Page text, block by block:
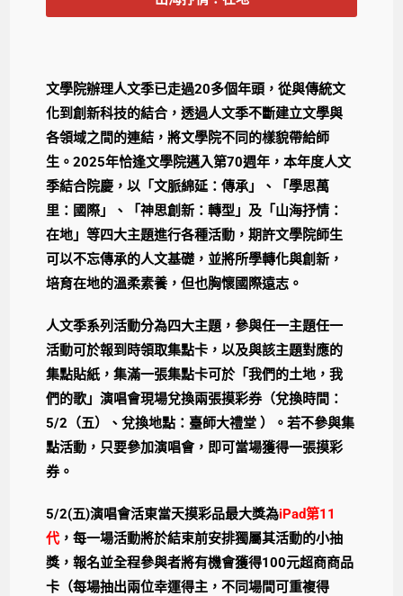
文學院辦理人文季已走過20多個年頭，從與傳統文
化到創新科技的結合，透過人文季不斷建立文學與
各領域之間的連結，將文學院不同的樣貌帶給師
生。2025年恰逢文學院邁入第70週年，本年度人文
季結合院慶，以「文脈綿延：傳承」、「學思萬
里：國際」、「神思創新：轉型」及「山海抒情：
在地」等四大主題進行各種活動，期許文學院師生
可以不忘傳承的人文基礎，並將所學轉化與創新，
培育在地的溫柔素養，但也胸懷國際遠志。
人文季系列活動分為四大主題，參與任一主題任一
活動可於報到時領取集點卡，以及與該主題對應的
集點貼紙，集滿一張集點卡可於「我們的土地，我
們的歌」演唱會現場兌換兩張摸彩券（兌換時間：
5/2 （五）、兌換地點：臺師大禮堂 ）。若不參與集
點活動，只要參加演唱會，即可當場獲得一張摸彩
券。
5/2(五)演唱會活東當天摸彩品最大獎為iPad第11
代，每一場活動將於結束前安排獨屬其活動的小抽
獎，報名並全程參與者將有機會獲得100元超商商品
卡（每場抽出兩位幸運得主，不同場間可重複得